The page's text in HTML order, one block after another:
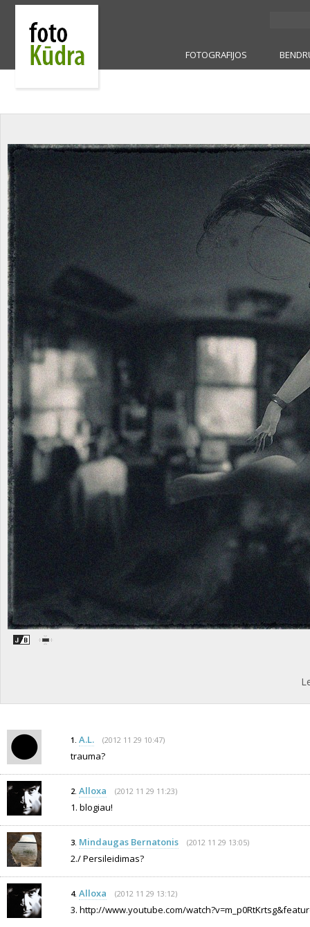
FOTOGRAFIJOS
1. A.L. (2012 11 29 10:47)
trauma?
2. Alloxa (2012 11 29 11:23)
1. blogiau!
3. Mindaugas Bernatonis (2012 11 29 13:05)
2./ Persileidimas?
4. Alloxa (2012 11 29 13:12)
3. http://www.youtube.com/